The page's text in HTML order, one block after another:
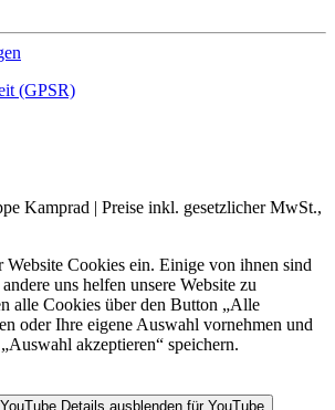
(GPSR)
Kamprad | Preise inkl. gesetzlicher MwSt.,
Website Cookies ein. Einige von ihnen sind
uns helfen unsere Website zu
alle Cookies über den Button „Alle
oder Ihre eigene Auswahl vornehmen und
akzeptieren“ speichern.
Details ausblenden für YouTube